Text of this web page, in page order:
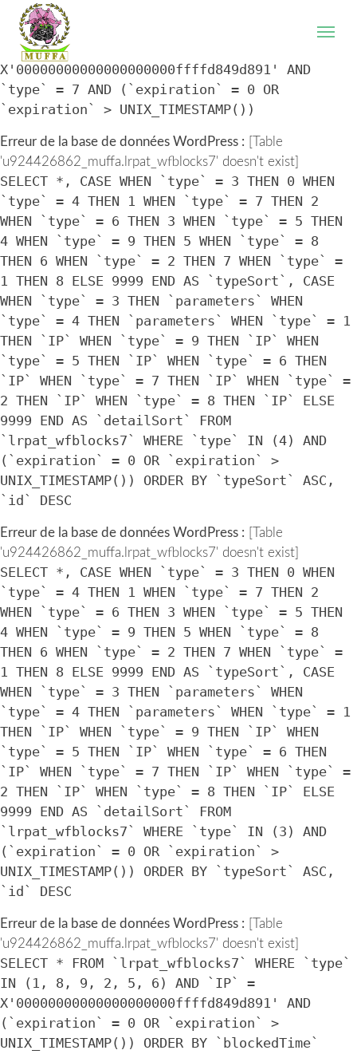
WordPress database error:
'u924426862_muffa.lrpat_wfblocks7' doesn't exist]
SELECT * FROM `lrpat_wfblocks7` WHERE `IP` =
X'00000000000000000000ffffd849d891' AND
`type` = 7 AND (`expiration` = 0 OR
`expiration` > UNIX_TIMESTAMP())
Erreur de la base de données WordPress : [Table
'u924426862_muffa.lrpat_wfblocks7' doesn't exist]
SELECT *, CASE WHEN `type` = 3 THEN 0 WHEN
`type` = 4 THEN 1 WHEN `type` = 7 THEN 2
WHEN `type` = 6 THEN 3 WHEN `type` = 5 THEN
4 WHEN `type` = 9 THEN 5 WHEN `type` = 8
THEN 6 WHEN `type` = 2 THEN 7 WHEN `type` =
1 THEN 8 ELSE 9999 END AS `typeSort`, CASE
WHEN `type` = 3 THEN `parameters` WHEN
`type` = 4 THEN `parameters` WHEN `type` = 1
THEN `IP` WHEN `type` = 9 THEN `IP` WHEN
`type` = 5 THEN `IP` WHEN `type` = 6 THEN
`IP` WHEN `type` = 7 THEN `IP` WHEN `type` =
2 THEN `IP` WHEN `type` = 8 THEN `IP` ELSE
9999 END AS `detailSort` FROM
`lrpat_wfblocks7` WHERE `type` IN (4) AND
(`expiration` = 0 OR `expiration` >
UNIX_TIMESTAMP()) ORDER BY `typeSort` ASC,
`id` DESC
Erreur de la base de données WordPress : [Table
'u924426862_muffa.lrpat_wfblocks7' doesn't exist]
SELECT *, CASE WHEN `type` = 3 THEN 0 WHEN
`type` = 4 THEN 1 WHEN `type` = 7 THEN 2
WHEN `type` = 6 THEN 3 WHEN `type` = 5 THEN
4 WHEN `type` = 9 THEN 5 WHEN `type` = 8
THEN 6 WHEN `type` = 2 THEN 7 WHEN `type` =
1 THEN 8 ELSE 9999 END AS `typeSort`, CASE
WHEN `type` = 3 THEN `parameters` WHEN
`type` = 4 THEN `parameters` WHEN `type` = 1
THEN `IP` WHEN `type` = 9 THEN `IP` WHEN
`type` = 5 THEN `IP` WHEN `type` = 6 THEN
`IP` WHEN `type` = 7 THEN `IP` WHEN `type` =
2 THEN `IP` WHEN `type` = 8 THEN `IP` ELSE
9999 END AS `detailSort` FROM
`lrpat_wfblocks7` WHERE `type` IN (3) AND
(`expiration` = 0 OR `expiration` >
UNIX_TIMESTAMP()) ORDER BY `typeSort` ASC,
`id` DESC
Erreur de la base de données WordPress : [Table
'u924426862_muffa.lrpat_wfblocks7' doesn't exist]
SELECT * FROM `lrpat_wfblocks7` WHERE `type`
IN (1, 8, 9, 2, 5, 6) AND `IP` =
X'00000000000000000000ffffd849d891' AND
(`expiration` = 0 OR `expiration` >
UNIX_TIMESTAMP()) ORDER BY `blockedTime`